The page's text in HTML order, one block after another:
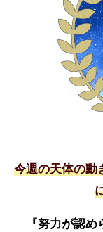
今週の天体の動
『努力が認